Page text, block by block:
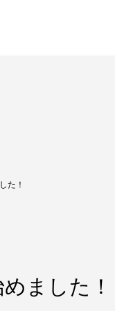
た！
ました！